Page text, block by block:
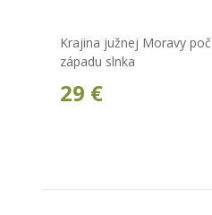
Krajina južnej Moravy
západu slnka
29 €